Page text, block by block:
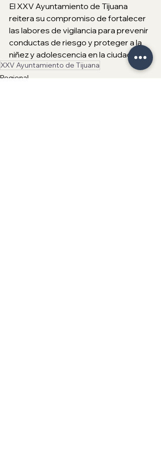
El XXV Ayuntamiento de Tijuana
reitera su compromiso de fortalecer
las labores de vigilancia para prevenir
conductas de riesgo y proteger a la
niñez y adolescencia en la ciudad.
XXV Ayuntamiento de Tijuana
Regional